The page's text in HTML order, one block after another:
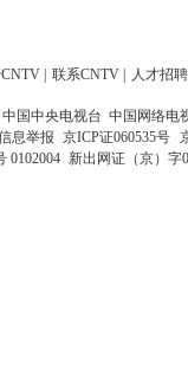
联系CNTV 人才招聘
中国中央电视台 中国网络电
息举报 京ICP证060535号
0102004 新出网证（京）